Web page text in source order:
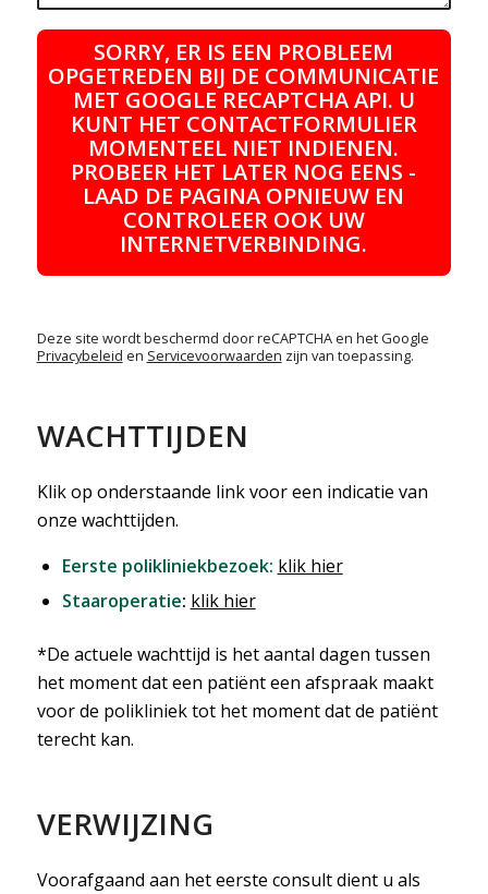
SORRY, ER IS EEN PROBLEEM
OPGETREDEN BIJ DE COMMUNICATIE
MET GOOGLE RECAPTCHA API. U
KUNT HET CONTACTFORMULIER
MOMENTEEL NIET INDIENEN.
PROBEER HET LATER NOG EENS -
LAAD DE PAGINA OPNIEUW EN
CONTROLEER OOK UW
INTERNETVERBINDING.
Deze site wordt beschermd door reCAPTCHA en het Google
Privacybeleid en Servicevoorwaarden zijn van toepassing.
WACHTTIJDEN
Klik op onderstaande link voor een indicatie van
onze wachttijden.
Eerste polikliniekbezoek: klik hier
Staaroperatie: klik hier
*De actuele wachttijd is het aantal dagen tussen
het moment dat een patiënt een afspraak maakt
voor de polikliniek tot het moment dat de patiënt
terecht kan.
VERWIJZING
Voorafgaand aan het eerste consult dient u als